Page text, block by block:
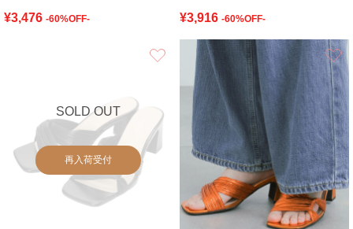
¥3,476 -60%OFF- ¥3,916 -60%OFF-
SOLD OUT
再入荷受付
お気に入り